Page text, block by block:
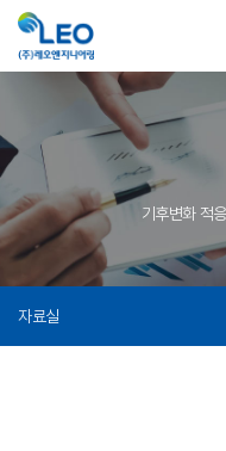
기후변화 적
자료실